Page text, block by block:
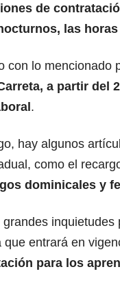
de
las
con lo mencionado
, a partir del
.
hay algunos
como el
dominicales y
grandes
que entrará en
para los